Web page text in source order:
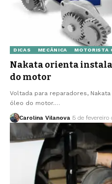
DICAS MECÂNICA MOTORISTA
Nakata orienta
do motor
Voltada para reparadores,
óleo do motor.…
Carolina Vilanova 5 de fevereiro